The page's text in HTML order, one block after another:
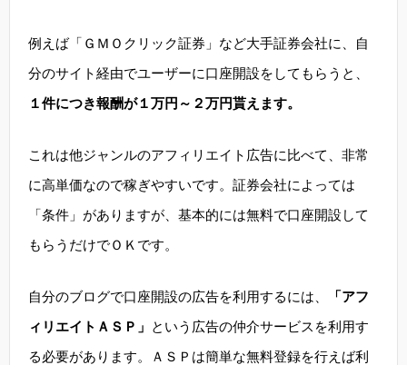
例えば「ＧＭＯクリック証券」など大手証券会社に、自
分のサイト経由でユーザーに口座開設をしてもらうと、
１件につき報酬が１万円～２万円貰えます。
これは他ジャンルのアフィリエイト広告に比べて、非常
に高単価なので稼ぎやすいです。証券会社によっては
「条件」がありますが、基本的には無料で口座開設して
もらうだけでＯＫです。
自分のブログで口座開設の広告を利用するには、
「アフ
ィリエイトＡＳＰ」 という広告の仲介サービスを利用す
る必要があります。ＡＳＰは簡単な無料登録を行えば利